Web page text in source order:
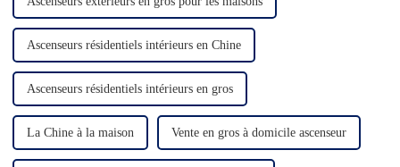
Ascenseurs résidentiels intérieurs en Chine
Ascenseurs résidentiels intérieurs en gros
La Chine à la maison Vente en gros à domicile ascenseur